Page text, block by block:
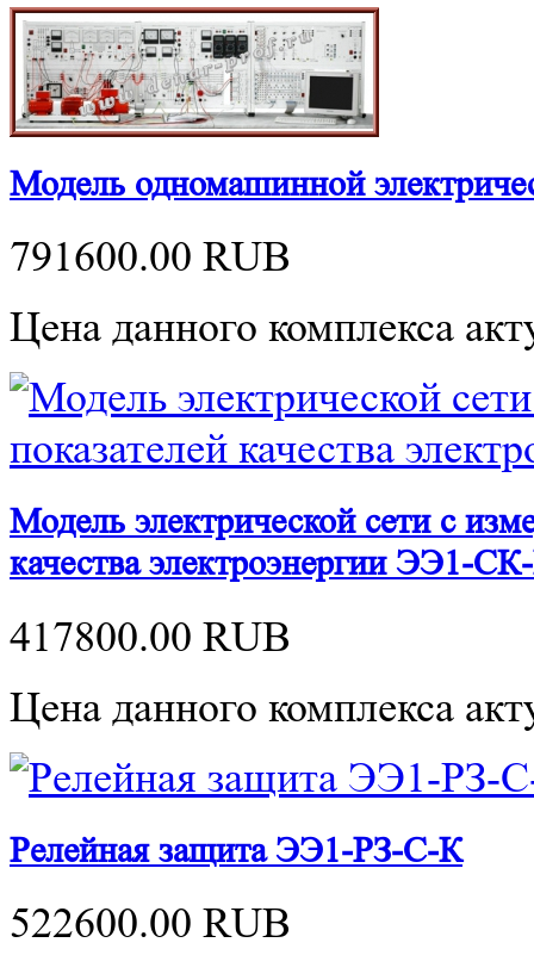
Модель одномашинной
791600.00 RUB
Цена данного комплекса
Модель электрической сети с
качества электроэнергии ЭЭ1-
417800.00 RUB
Цена данного комплекса
Релейная защита ЭЭ1-РЗ-С-К
522600.00 RUB